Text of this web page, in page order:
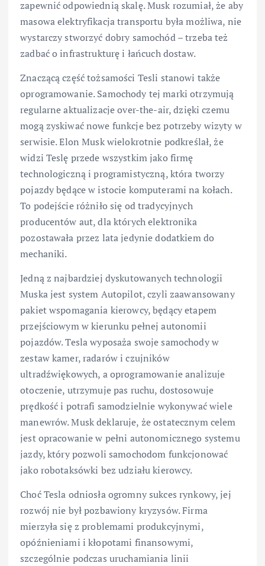
zapewnić odpowiednią skalę. Musk rozumiał, że aby
masowa elektryfikacja transportu była możliwa, nie
wystarczy stworzyć dobry samochód – trzeba też
zadbać o infrastrukturę i łańcuch dostaw.
Znaczącą część tożsamości Tesli stanowi także
oprogramowanie. Samochody tej marki otrzymują
regularne aktualizacje over-the-air, dzięki czemu
mogą zyskiwać nowe funkcje bez potrzeby wizyty w
serwisie. Elon Musk wielokrotnie podkreślał, że
widzi Teslę przede wszystkim jako firmę
technologiczną i programistyczną, która tworzy
pojazdy będące w istocie komputerami na kołach.
To podejście różniło się od tradycyjnych
producentów aut, dla których elektronika
pozostawała przez lata jedynie dodatkiem do
mechaniki.
Jedną z najbardziej dyskutowanych technologii
Muska jest system Autopilot, czyli zaawansowany
pakiet wspomagania kierowcy, będący etapem
przejściowym w kierunku pełnej autonomii
pojazdów. Tesla wyposaża swoje samochody w
zestaw kamer, radarów i czujników
ultradźwiękowych, a oprogramowanie analizuje
otoczenie, utrzymuje pas ruchu, dostosowuje
prędkość i potrafi samodzielnie wykonywać wiele
manewrów. Musk deklaruje, że ostatecznym celem
jest opracowanie w pełni autonomicznego systemu
jazdy, który pozwoli samochodom funkcjonować
jako robotaksówki bez udziału kierowcy.
Choć Tesla odniosła ogromny sukces rynkowy, jej
rozwój nie był pozbawiony kryzysów. Firma
mierzyła się z problemami produkcyjnymi,
opóźnieniami i kłopotami finansowymi,
szczególnie podczas uruchamiania linii